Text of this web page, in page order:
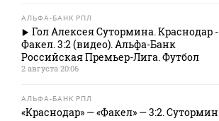
АЛЬФА-БАНК РПЛ
Гол Алексея Сутормина. Краснодар -
Факел. 3:2 (видео). Альфа-Банк
Российская Премьер-Лига. Футбол
2 августа 20:06
АЛЬФА-БАНК РПЛ
«Краснодар» — «Факел» — 3:2. Сутормин